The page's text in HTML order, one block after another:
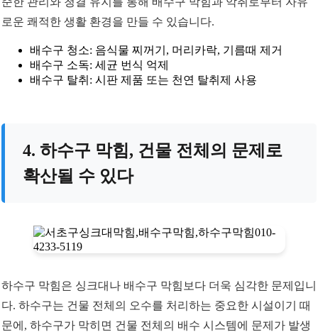
로운 쾌적한 생활 환경을 만들 수 있습니다.
배수구 청소: 음식물 찌꺼기, 머리카락, 기름때 제거
배수구 소독: 세균 번식 억제
배수구 탈취: 시판 제품 또는 천연 탈취제 사용
4. 하수구 막힘, 건물 전체의 문제로
확산될 수 있다
하수구 막힘은 싱크대나 배수구 막힘보다 더욱 심각한 문제입니
다. 하수구는 건물 전체의 오수를 처리하는 중요한 시설이기 때
문에, 하수구가 막히면 건물 전체의 배수 시스템에 문제가 발생